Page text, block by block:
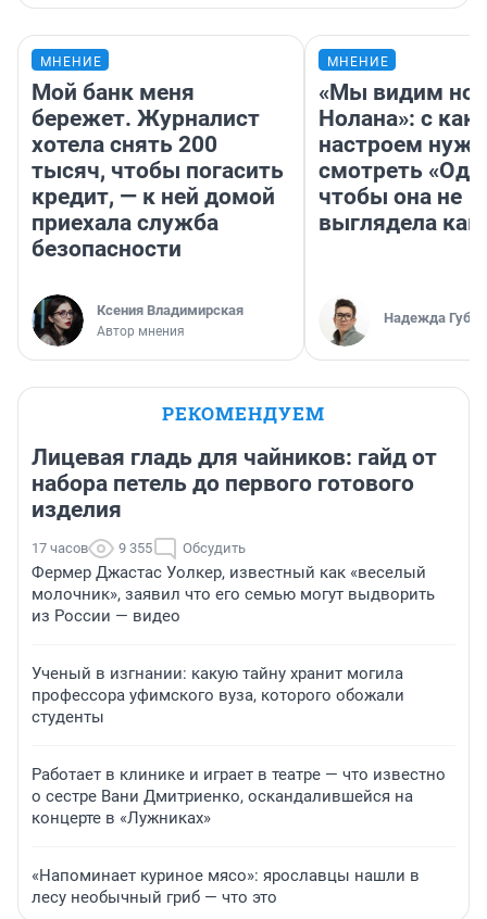
МНЕНИЕ
Мой банк меня
бережет. Журналист
хотела снять 200
тысяч, чтобы погасить
кредит, — к ней домой
приехала служба
безопасности
Ксения Владимирская
Автор мнения
МНЕНИЕ
«Мы видим
Нолана»: с
настроем
смотреть
чтобы она не
выглядела как
Надежда
РЕКОМЕНДУЕМ
Лицевая гладь для чайников: гайд от
набора петель до первого готового
изделия
17 часов 9 355 Обсудить
Фермер Джастас Уолкер, известный как «веселый
молочник», заявил что его семью могут выдворить
из России — видео
Ученый в изгнании: какую тайну хранит могила
профессора уфимского вуза, которого обожали
студенты
Работает в клинике и играет в театре — что известно
о сестре Вани Дмитриенко, оскандалившейся на
концерте в «Лужниках»
«Напоминает куриное мясо»: ярославцы нашли в
лесу необычный гриб — что это